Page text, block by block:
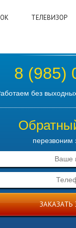
ТЕЛЕВИЗОР
8 (985)
без
перезвоним